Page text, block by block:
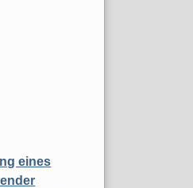
eines